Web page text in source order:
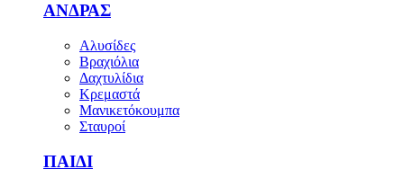
ΑΝΔΡΑΣ
Αλυσίδες
Βραχιόλια
Δαχτυλίδια
Κρεμαστά
Μανικετόκουμπα
Σταυροί
ΠΑΙΔΙ